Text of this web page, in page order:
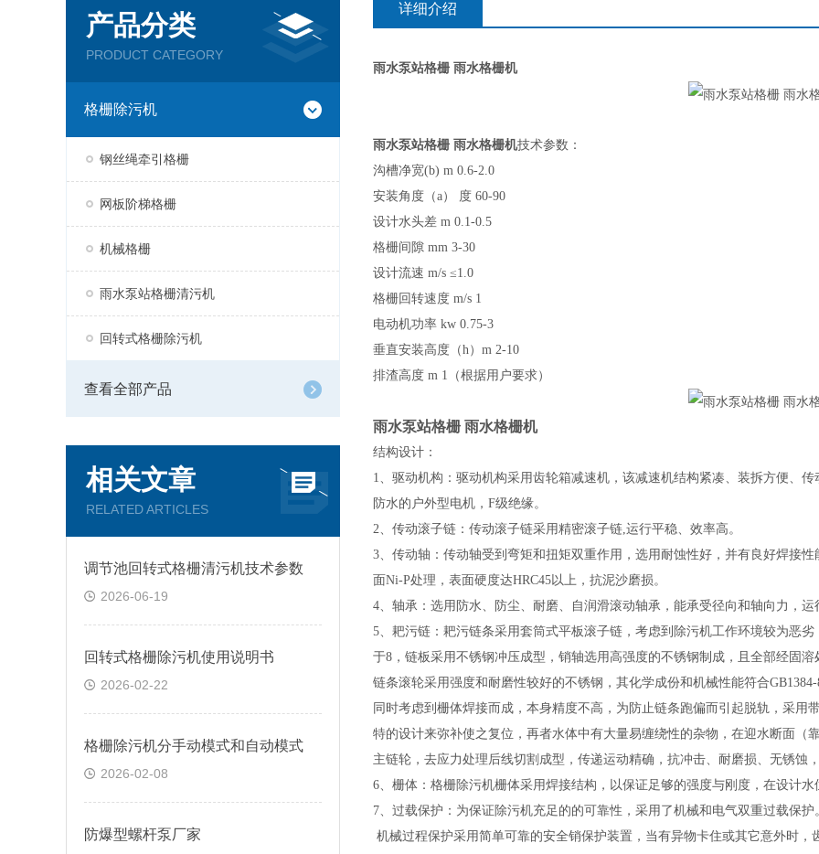
产品分类
PRODUCT CATEGORY
格栅除污机
钢丝绳牵引格栅
网板阶梯格栅
机械格栅
雨水泵站格栅清污机
回转式格栅除污机
查看全部产品
相关文章
RELATED ARTICLES
调节池回转式格栅清污机技术参数
2026-06-19
回转式格栅除污机使用说明书
2026-02-22
格栅除污机分手动模式和自动模式
2026-02-08
防爆型螺杆泵厂家
详细介绍
雨水泵站格栅 雨水格栅机
雨水泵站格栅 雨水格栅机技术参数 ：
沟槽净宽(b) m 0.6-2.0
安装角度（a） 度 60-90
设计水头差 m 0.1-0.5
格栅间隙 mm 3-30
设计流速 m/s ≤1.0
格栅回转速度 m/s 1
电动机功率 kw 0.75-3
垂直安装高度（h）m 2-10
排渣高度 m 1（根据用户要求）
雨水泵站格栅 雨水格栅机
结构设计 ：
1、驱动机构： 驱动机构采用齿轮箱减速机，该减速机结构紧凑、装拆方便、
防水的户外型电机，F级绝缘。
2、传动滚子链： 传动滚子链采用精密滚子链,运行平稳、效率高。
3、传动轴： 传动轴受到弯矩和扭矩双重作用，选用耐蚀性好，并有良好焊接
面Ni-P处理，表面硬度达HRC45以上，抗泥沙磨损。
4、轴承： 选用防水、防尘、耐磨、自润滑滚动轴承，能承受径向和轴向力，运
5、耙污链： 耙污链条采用套筒式平板滚子链，考虑到除污机工作环境较为恶
于8，链板采用不锈钢冲压成型，销轴选用高强度的不锈钢制成，且全部经固溶
链条滚轮采用强度和耐磨性较好的不锈钢，其化学成份和机械性能符合
同时考虑到栅体焊接而成，本身精度不高，为防止链条跑偏而引起脱轨，采
特的设计来弥补使之复位，再者水体中有大量易缠绕性的杂物，在迎水断面（
主链轮，去应力处理后线切割成型，传递运动精确，抗冲击、耐磨损、无锈蚀
6、栅体： 格栅除污机栅体采用焊接结构，以保证足够的强度与刚度，在设计水
7、过载保护： 为保证除污机充足的的可靠性，采用了机械和电气双重过载保护
机械过程保护采用简单可靠的安全销保护装置，当有异物卡住或其它意外时